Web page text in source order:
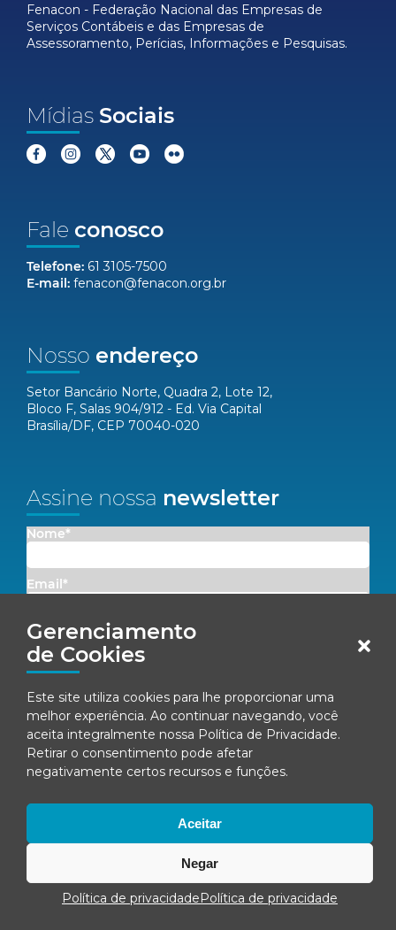
Gerenciamento
de Cookies
Este site utiliza cookies para lhe proporcionar uma
melhor experiência. Ao continuar navegando, você
aceita integralmente nossa Política de Privacidade.
Retirar o consentimento pode afetar
negativamente certos recursos e funções.
Aceitar
Negar
Política de privacidadePolítica de privacidade
Fenacon - Federação Nacional das Empresas de
Serviços Contábeis e das Empresas de
Assessoramento, Perícias, Informações e Pesquisas.
Mídias Sociais
Fale conosco
Telefone: 61 3105-7500
E-mail: fenacon@fenacon.org.br
Nosso endereço
Setor Bancário Norte, Quadra 2, Lote 12,
Bloco F, Salas 904/912 - Ed. Via Capital
Brasília/DF, CEP 70040-020
Assine nossa newsletter
Nome*
Email*
Concordo em receber comunicações da Fenacon.
Ao se inscrever, você concorda com nossaPolítica de Privacidade
Política de privacidade